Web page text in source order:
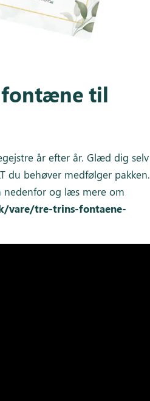
fontæne til
år efter år. Glæd dig selv
du behøver medfølger pakken.
nedenfor og læs mere om
vare/tre-trins-fontaene-